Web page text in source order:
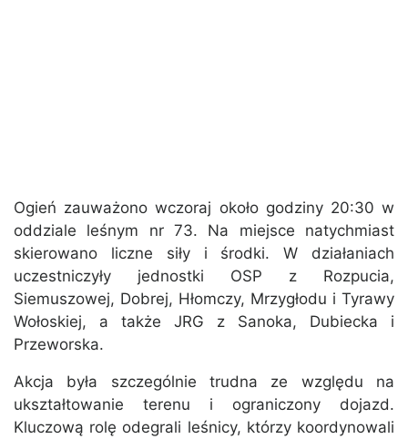
Ogień zauważono wczoraj około godziny 20:30 w
oddziale leśnym nr 73. Na miejsce natychmiast
skierowano liczne siły i środki. W działaniach
uczestniczyły jednostki OSP z Rozpucia,
Siemuszowej, Dobrej, Hłomczy, Mrzygłodu i Tyrawy
Wołoskiej, a także JRG z Sanoka, Dubiecka i
Przeworska.
Akcja była szczególnie trudna ze względu na
ukształtowanie terenu i ograniczony dojazd.
Kluczową rolę odegrali leśnicy, którzy koordynowali